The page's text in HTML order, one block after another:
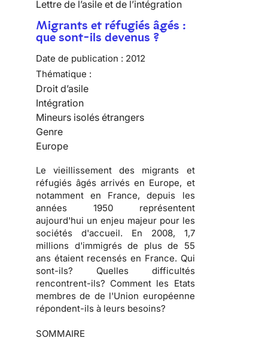
Lettre de l’asile et de l’intégration
Migrants et réfugiés âgés :
que sont-ils devenus ?
Date de publication : 2012
Thématique :
Droit d’asile
Intégration
Mineurs isolés étrangers
Genre
Europe
Le vieillissement des migrants et
réfugiés âgés arrivés en Europe, et
notamment en France, depuis les
années 1950 représentent
aujourd'hui un enjeu majeur pour les
sociétés d'accueil. En 2008, 1,7
millions d'immigrés de plus de 55
ans étaient recensés en France. Qui
sont-ils? Quelles difficultés
rencontrent-ils? Comment les Etats
membres de de l'Union européenne
répondent-ils à leurs besoins?
SOMMAIRE